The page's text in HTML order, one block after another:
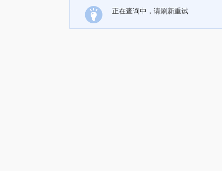
正在查询中，请刷新重试